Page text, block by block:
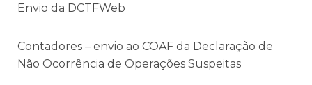
Envio da DCTFWeb
Contadores – envio ao COAF da Declaração de
Não Ocorrência de Operações Suspeitas